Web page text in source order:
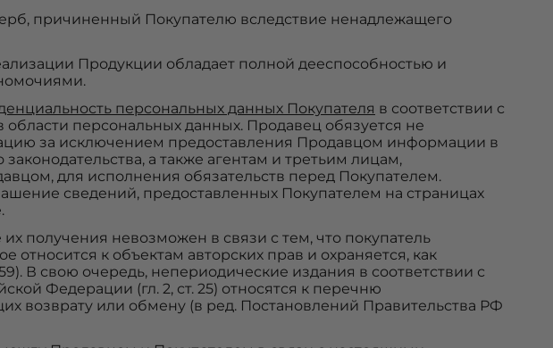
причиненный Покупателю вследствие ненадлежащего
Продукции обладает полной дееспособностью и
персональных данных Покупателя в соответствии с
персональных данных. Продавец обязуется не
за исключением предоставления Продавцом информации в
а также агентам и третьим лицам,
для исполнения обязательств перед Покупателем.
сведений, предоставленных Покупателем на страницах
получения невозможен в связи с тем, что покупатель
относится к объектам авторских прав и охраняется, как
В свою очередь, непериодические издания в соответствии с
Федерации (гл. 2, ст. 25) относятся к перечню
возврату или обмену (в ред. Постановлений Правительства РФ